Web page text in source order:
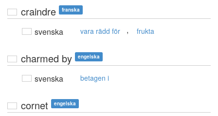
craindre franska
svenska vara rädd för , frukta
charmed by engelska
svenska betagen i
cornet engelska